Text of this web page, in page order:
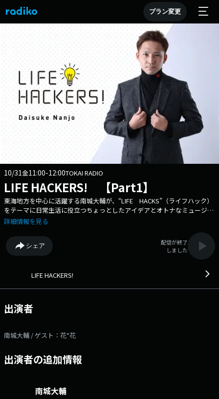
プラン変更
10/31金11:00-12:00TOKAI RADIO
LIFE HACKERS! 【Part1】
東海地方を中心に活躍する南城大輔が、“LIFE HACKS”（ライフハック）
をテーマに日常生活に役立つちょっとしたアイデアとオトナなミュージッ
クをお届けするプログラム。 金曜日はトーキング！ □11:00～
GOOD! □12:00～ ◆NEWS ◆WEATHER INFORMATION ◆TRAFFIC
INFORMATION ◆まいどあり～。 番組へのメッセージは【コチ
ラ】 番組ハッシュタグは「#ハッカーズ」 番組公式X（旧twitter）アカ
「#TOKAIRADIO」 TOKAI RADIO公式X（旧twitter）アカウントは
詳細情報を見る
シェア
配信が終了
しました
LIFE HACKERS!
出演者
南城大輔 / ゲスト：花*花
出演者の追加情報
南城大輔